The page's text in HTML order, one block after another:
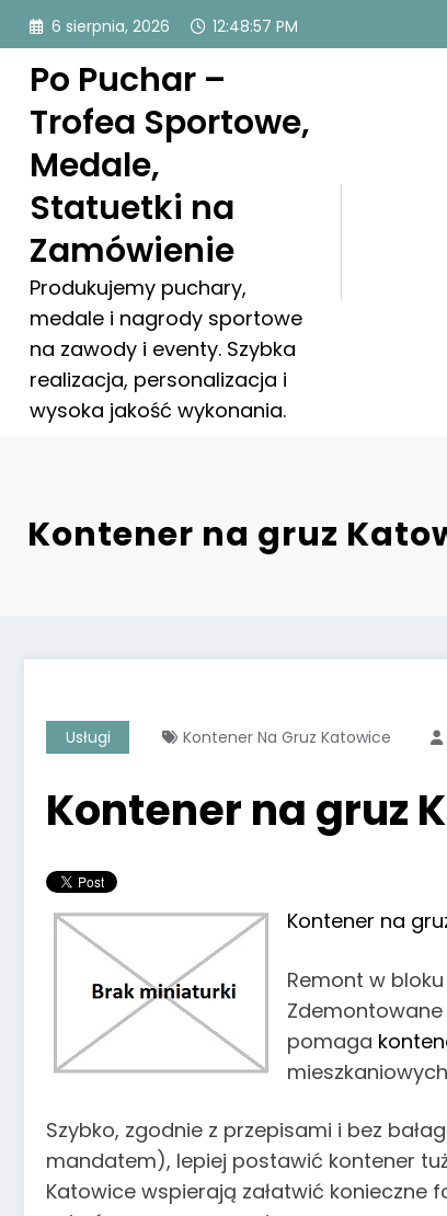
Przejdź
treści
6 sierpnia, 2026 12:48:57 PM
Po Puchar –
Trofea Sportowe,
Medale,
Statuetki na
Zamówienie
Produkujemy puchary,
medale i nagrody sportowe
na zawody i eventy. Szybka
realizacja, personalizacja i
wysoka jakość wykonania.
Kontener na gruz
Usługi Kontener Na Gruz Katowice
Kontener na gruz
Kontener na
Remont w
pomaga
Szybko, zgodnie z przepisami i bez
mandatem), lepiej postawić kontener
Katowice wspierają załatwić